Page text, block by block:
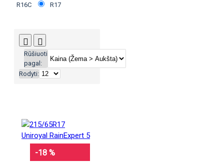
R16C
R17
Rūšiuoti
pagal:
Rodyti:
-18 %